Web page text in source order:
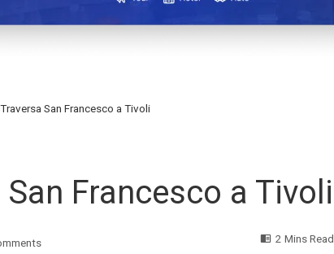
San Francesco a Tivoli
Francesco a Tivoli
2 Mins Read